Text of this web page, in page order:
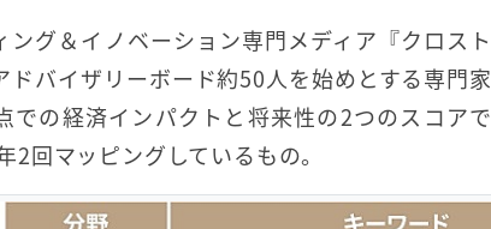
ング＆イノベーション専門メディア『クロスト
ドバイザリーボード約50人を始めとする専門家
での経済インパクトと将来性の2つのスコアで
2回マッピングしているもの。